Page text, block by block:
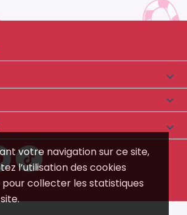
votre navigation sur ce site,
l’utilisation des cookies
collecter les statistiques


